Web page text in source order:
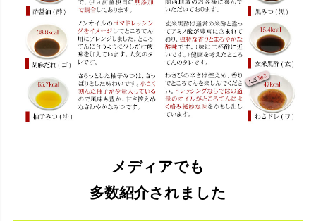
メディアでも
多数紹介されました